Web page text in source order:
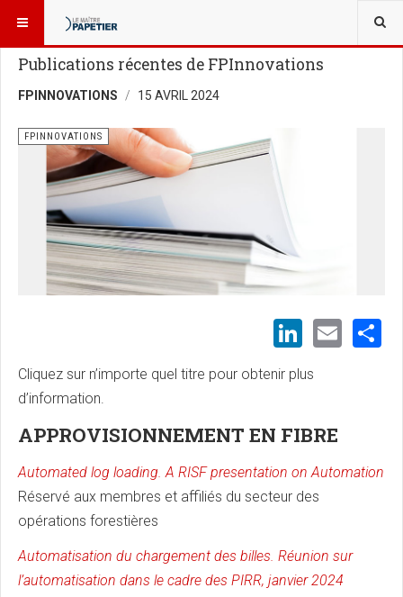
VOUS ÊTES ICI :
Publications récentes de FPInnovations
FPINNOVATIONS 15 AVRIL 2024
FPINNOVATIONS
Cliquez sur n’importe quel titre pour obtenir plus
d’information.
APPROVISIONNEMENT EN FIBRE
Automated log loading. A RISF presentation on Automation
Réservé aux membres et affiliés du secteur des
opérations forestières
Automatisation du chargement des billes. Réunion sur
l’automatisation dans le cadre des PIRR, janvier 2024